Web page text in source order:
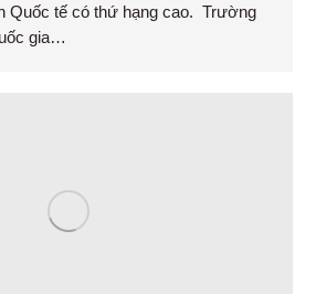
Quốc tế có thứ hạng cao. Trường
gia…